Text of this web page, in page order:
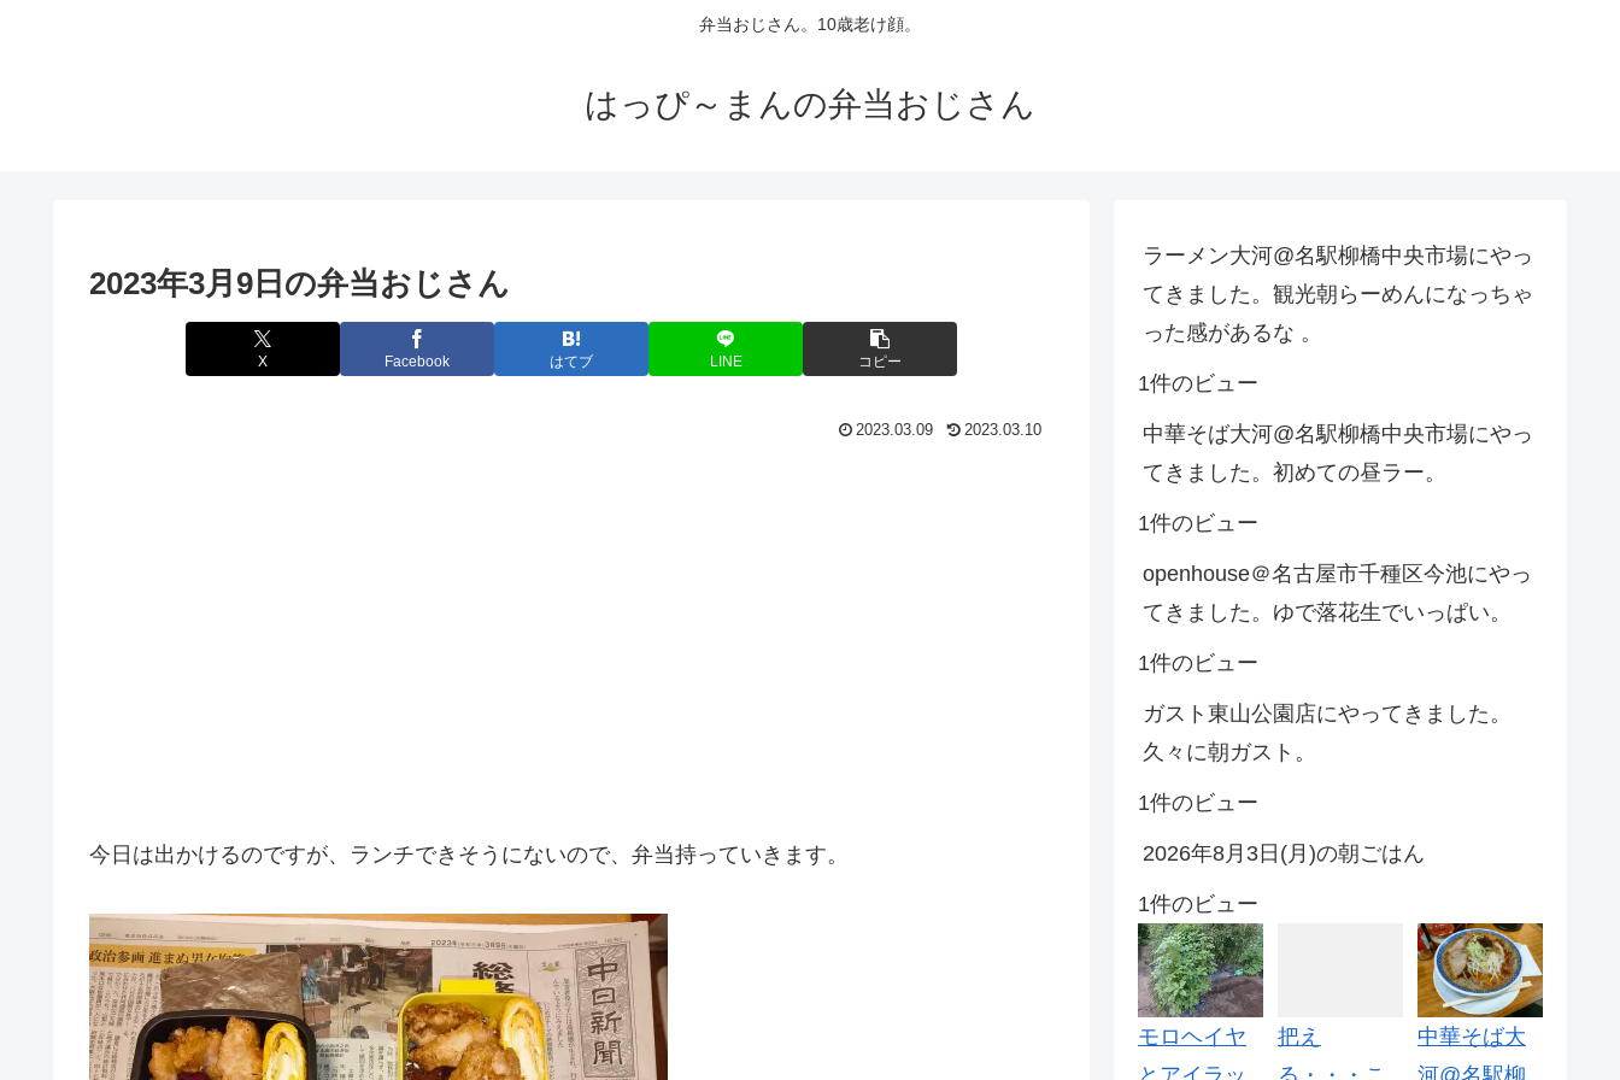
弁当おじさん。10歳老け顔。
はっぴ～まんの弁当おじさん
2023年3月9日の弁当おじさん
X Facebook はてブ LINE コピー
2023.03.09 2023.03.10
今日は出かけるのですが、ランチできそうにないので、弁当持っていきます。
ラーメン大河@名駅柳橋中央市場にやっ
てきました。観光朝らーめんになっちゃ
った感があるな 。
1件のビュー
中華そば大河@名駅柳橋中央市場にやっ
てきました。初めての昼ラー。
1件のビュー
openhouse＠名古屋市千種区今池にやっ
てきました。ゆで落花生でいっぱい。
1件のビュー
ガスト東山公園店にやってきました。
久々に朝ガスト。
1件のビュー
2026年8月3日(月)の朝ごはん
1件のビュー
モロヘイヤ
とアイラッ
把え
る・・・こ
中華そば大
河@名駅柳